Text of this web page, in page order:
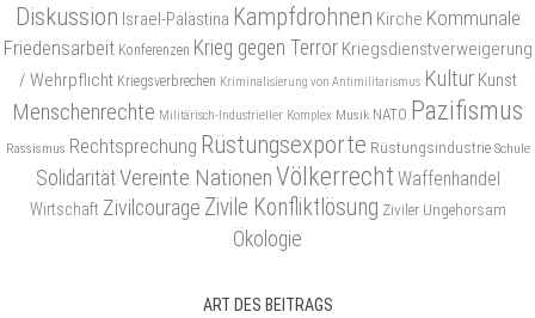
Diskussion Israel-Palästina Kampfdrohnen Kirche Kommunale
Friedensarbeit Konferenzen Krieg gegen Terror Kriegsdienstverweigerung
/ Wehrpflicht Kriegsverbrechen Kriminalisierung von Antimilitarismus Kultur Kunst
Menschenrechte Militärisch-Industrieller Komplex Musik NATO Pazifismus
Rassismus Rechtsprechung Rüstungsexporte Rüstungsindustrie Schule
SolidaritätVereinte NationenVölkerrecht Waffenhandel
Wirtschaft Zivilcourage Zivile Konfliktlösung Ziviler Ungehorsam
Ökologie
ART DES BEITRAGS